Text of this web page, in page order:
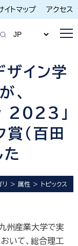
イトマップ アクセス
イン学
、
2023」
（百田
た
リ 属性 トピックス
州産業大学で実
いて、総合理工